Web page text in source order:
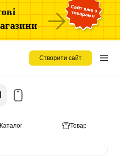
Створити сайт
Каталог Товар